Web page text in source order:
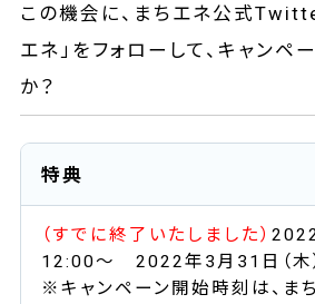
この機会に、まちエネ公式
エネ」をフォローして、キャンペ
か？
特典
（すでに終了いたしました）
12:00～ 2022年3月31日（
※キャンペーン開始時刻は、ま